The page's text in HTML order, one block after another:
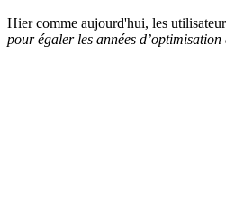
Hier comme aujourd'hui, les
pour égaler les années